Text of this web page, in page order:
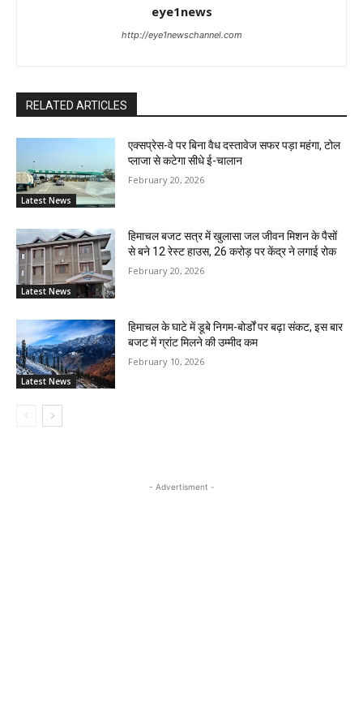
eye1news
http://eye1newschannel.com
RELATED ARTICLES
Latest News
एक्सप्रेस-वे पर बिना वैध दस्तावेज सफर पड़ा महंगा, टोल
प्लाजा से कटेगा सीधे ई-चालान
February 20, 2026
Latest News
हिमाचल बजट सत्र में खुलासा जल जीवन मिशन के पैसों
से बने 12 रेस्ट हाउस, 26 करोड़ पर केंद्र ने लगाई रोक
February 20, 2026
Latest News
हिमाचल के घाटे में डूबे निगम-बोर्डों पर बढ़ा संकट, इस बार
बजट में ग्रांट मिलने की उम्मीद कम
February 10, 2026
- Advertisment -